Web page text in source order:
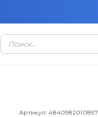
Поиск
товаров
Артикул:4840982010897